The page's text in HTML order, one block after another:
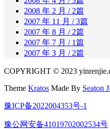
2008 年 2 月 / 2篇
2007 年 11 月 / 3篇
2007 年 8 月 / 2篇
2007 年 7 月 / 1篇
2007 年 3 月 / 2篇
COPYRIGHT © 2023
Theme Kratos Made By Seaton
豫ICP备2022004353号-1
豫公网安备41019702002534号